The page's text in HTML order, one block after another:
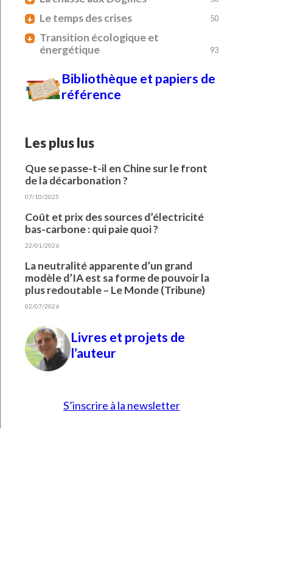
+ Le temps des crises 50
+
Transition écologique et
énergétique
93
Bibliothèque et papiers de
référence
Les plus lus
Que se passe-t-il en Chine sur le front
de la décarbonation ?
07/10/2025
Coût et prix des sources d’électricité
bas-carbone : qui paie quoi ?
22/01/2026
La neutralité apparente d’un grand
modèle d’IA est sa forme de pouvoir la
plus redoutable – Le Monde (Tribune)
02/07/2026
Livres et projets de
l’auteur
S’inscrire à la newsletter